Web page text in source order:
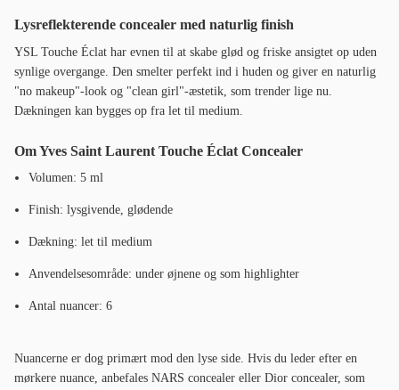
Lysreflekterende concealer med naturlig finish
YSL Touche Éclat har evnen til at skabe glød og friske ansigtet op uden
synlige overgange. Den smelter perfekt ind i huden og giver en naturlig
"no makeup"-look og "clean girl"-æstetik, som trender lige nu.
Dækningen kan bygges op fra let til medium.
Om Yves Saint Laurent Touche Éclat Concealer
Volumen: 5 ml
Finish: lysgivende, glødende
Dækning: let til medium
Anvendelsesområde: under øjnene og som highlighter
Antal nuancer: 6
Nuancerne er dog primært mod den lyse side. Hvis du leder efter en
mørkere nuance, anbefales NARS concealer eller Dior concealer, som